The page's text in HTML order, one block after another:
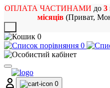
ОПЛАТА ЧАСТИНАМИ до 3
місяців(Приват,
0
0
0